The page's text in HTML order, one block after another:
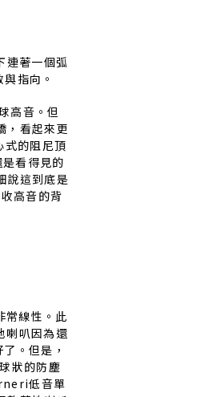
著一個弧
指向。
高音。但
，看起來更
的阻尼頂
看得見的
說這到底是
高音的背
常線性。此
叭因為還
。但是，
狀的防塵
低音單